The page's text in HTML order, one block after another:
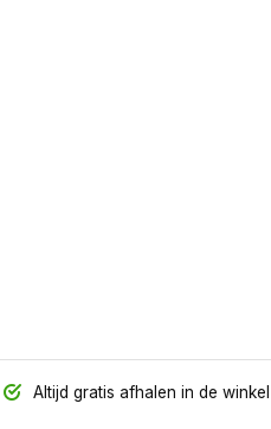
Altijd gratis afhalen in de winkel